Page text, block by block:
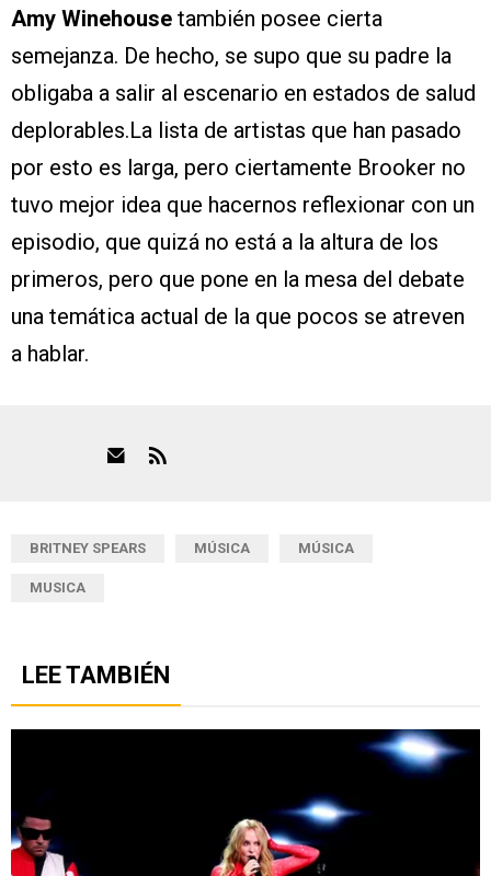
Amy Winehouse también posee cierta
semejanza. De hecho, se supo que su padre la
obligaba a salir al escenario en estados de salud
deplorables.La lista de artistas que han pasado
por esto es larga, pero ciertamente Brooker no
tuvo mejor idea que hacernos reflexionar con un
episodio, que quizá no está a la altura de los
primeros, pero que pone en la mesa del debate
una temática actual de la que pocos se atreven
a hablar.
BRITNEY SPEARS MÚSICA MÚSICA
MUSICA
LEE TAMBIÉN